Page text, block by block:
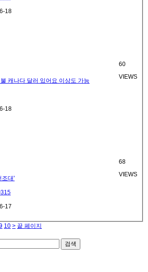
18
캐나다 달러 있어요 이상도 가능
18
60
VIEWS
조대'
17
68
VIEWS
10 > 끝 페이지
검색